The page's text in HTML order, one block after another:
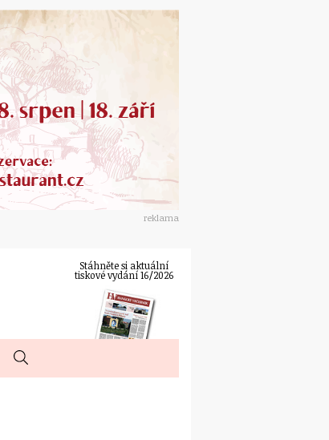
reklama
Stáhněte si aktuální
tiskové vydání 16/2026